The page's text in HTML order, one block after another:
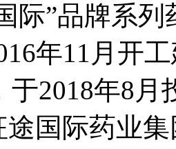
际”品牌系
年11月开
于2018年8月
途国际药业